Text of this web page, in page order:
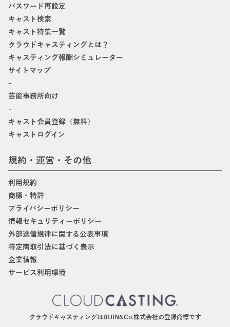
パスワード再設定
キャスト検索
キャスト特集一覧
クラウドキャスティングとは？
キャスティング報酬シミュレーター
サイトマップ
-
芸能事務所向け
-
キャスト会員登録（無料）
キャストログイン
規約・運営・その他
利用規約
商標・特許
プライバシーポリシー
情報セキュリティーポリシー
外部送信規律に関する公表事項
特定商取引法に基づく表示
企業情報
サービス利用環境
クラウドキャスティングはBIJIN&Co.株式会社の登録商標です